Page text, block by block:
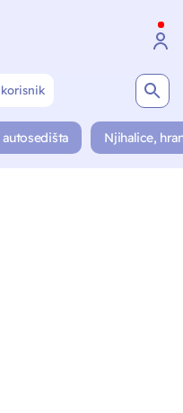
autosedišta Njihalice,